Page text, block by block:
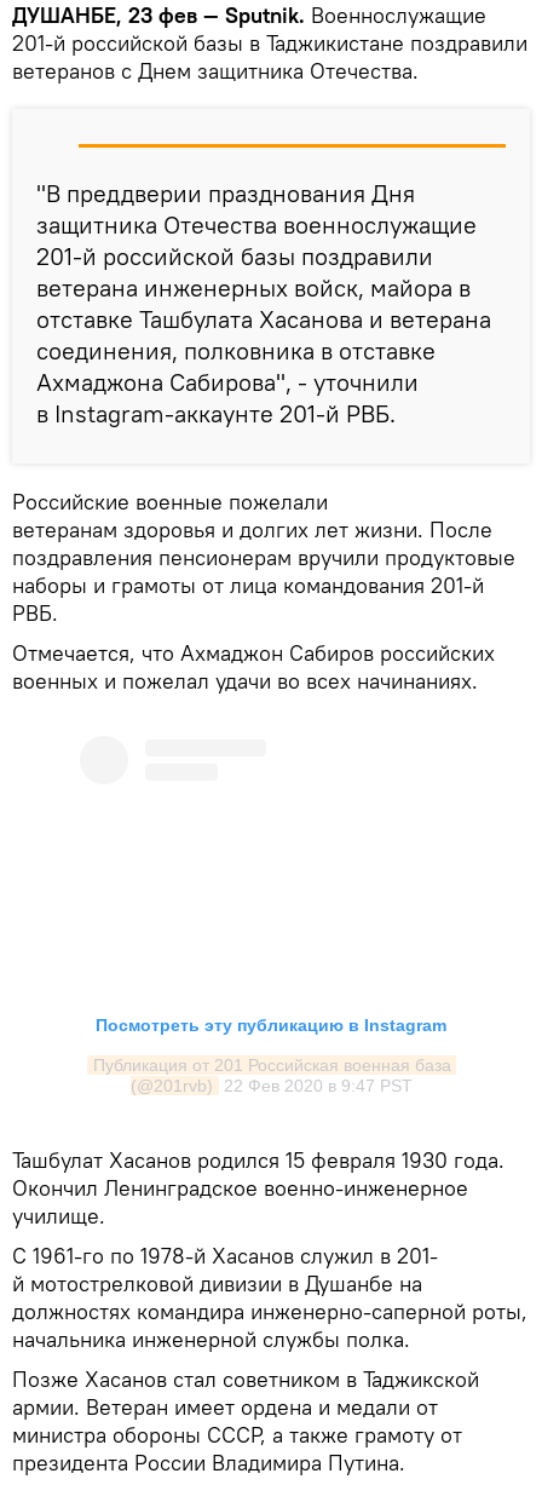
ДУШАНБЕ, 23 фев — Sputnik. Военнослужащие
201-й российской базы в Таджикистане поздравили
ветеранов с Днем защитника Отечества.
"В преддверии празднования Дня
защитника Отечества военнослужащие
201-й российской базы поздравили
ветерана инженерных войск, майора в
отставке Ташбулата Хасанова и ветерана
соединения, полковника в отставке
Ахмаджона Сабирова", - уточнили
в Instagram-аккаунте 201-й РВБ.
Российские военные пожелали
ветеранам здоровья и долгих лет жизни. После
поздравления пенсионерам вручили продуктовые
наборы и грамоты от лица командования 201-й
РВБ.
Отмечается, что Ахмаджон Сабиров российских
военных и пожелал удачи во всех начинаниях.
Посмотреть эту публикацию в Instagram
Публикация от 201 Российская военная база
(@201rvb)
22 Фев 2020 в 9:47 PST
Ташбулат Хасанов родился 15 февраля 1930 года.
Окончил Ленинградское военно-инженерное
училище.
С 1961-го по 1978-й Хасанов служил в 201-
й мотострелковой дивизии в Душанбе на
должностях командира инженерно-саперной роты,
начальника инженерной службы полка.
Позже Хасанов стал советником в Таджикской
армии. Ветеран имеет ордена и медали от
министра обороны СССР, а также грамоту от
президента России Владимира Путина.